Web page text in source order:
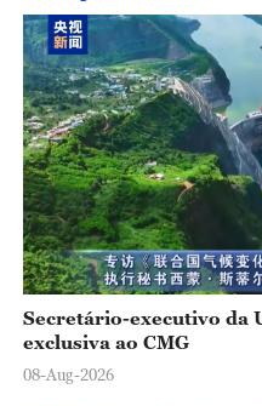
Secretário-executivo da
exclusiva ao CMG
08-Aug-2026